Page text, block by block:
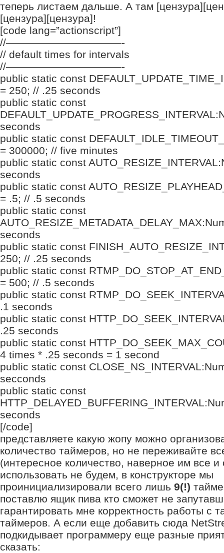
теперь листаем дальше. А там
[цензура][цензура]!
[code lang=”actionscript”]
//———————————-
// default times for intervals
//———————————-
public static const
= 250; // .25 seconds
public static const
seconds
public static const
= 300000; // five minutes
public static const
seconds
public static const
= .5; // .5 seconds
public static const
seconds
public static const
250; // .25 seconds
public static const
= 500; // .5 seconds
public static const
.1 seconds
public static const
.25 seconds
public static const
4 times * .25 seconds = 1 second
public static const
secconds
public static const
seconds
[/code]
представляете какую жопу можно
количество таймеров, но не переживайте
(интересное количество, наверное им все
использовать не будем, в конструкторе мы
проинициализировали всего лишь 9(!)
поставлю ящик пива кто сможет не
гарантировать мне корректность работы с
таймеров. А если еще добавить сюда
подкидывает программеру еще разные
сказать: